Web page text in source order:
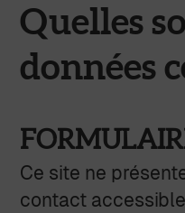
Quelles
données
Ce site ne
contact